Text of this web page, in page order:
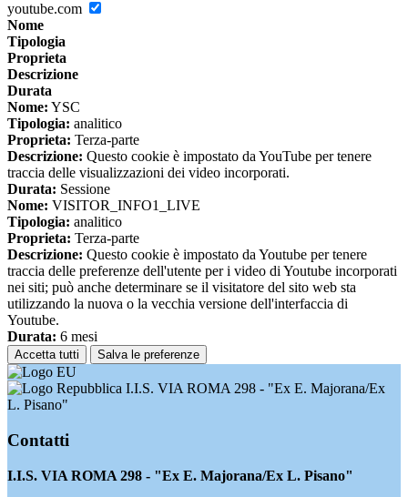
youtube.com
Nome
Tipologia
Proprieta
Descrizione
Durata
Nome: YSC
Tipologia: analitico
Proprieta: Terza-parte
Descrizione: Questo cookie è impostato da YouTube per tenere
traccia delle visualizzazioni dei video incorporati.
Durata: Sessione
Nome: VISITOR_INFO1_LIVE
Tipologia: analitico
Proprieta: Terza-parte
Descrizione: Questo cookie è impostato da Youtube per tenere
traccia delle preferenze dell'utente per i video di Youtube incorporati
nei siti; può anche determinare se il visitatore del sito web sta
utilizzando la nuova o la vecchia versione dell'interfaccia di
Youtube.
Durata: 6 mesi
Accetta tutti Salva le preferenze
I.I.S. VIA ROMA 298 - "Ex E. Majorana/Ex
L. Pisano"
Contatti
I.I.S. VIA ROMA 298 - "Ex E. Majorana/Ex L. Pisano"